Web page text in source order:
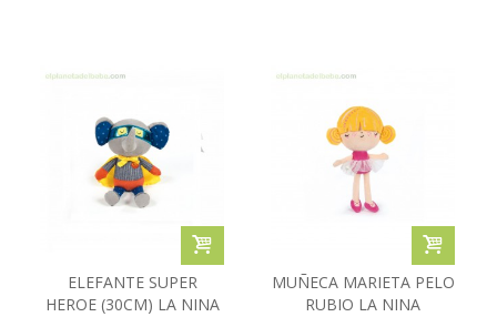
ELEFANTE SUPER
HEROE (30CM) LA NINA
MUÑECA MARIETA PELO
RUBIO LA NINA